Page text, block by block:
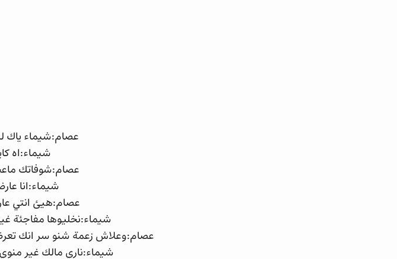
عصام:شيماء ياك
شيماء:اه
عصام:شوفاتك
شيماء:انا
عصام:هيئ انتي
شيماء:نخليوها مفاجئة
عصام:وعلاش زعمة شنو سر انك
شيماء:ناري مالك غير